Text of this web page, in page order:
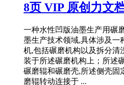
8页 VIP 原创力文
一种水性凹版油墨生产用碾
墨生产技术领域,具体涉及一
机,包括碾磨机构以及拆分清
装于所述碾磨机构上；所述
碾磨辊和碾磨壳,所述侧壳固
磨辊转动连接于 ...